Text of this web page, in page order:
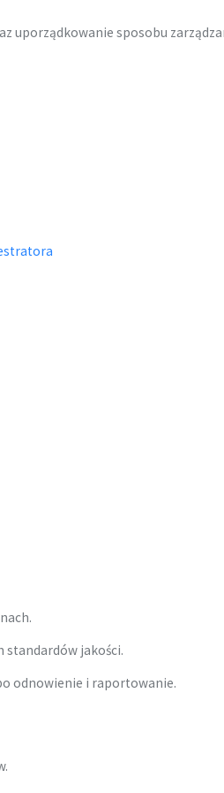
uporządkowanie sposobu
standardów jakości.
odnowienie i raportowanie.